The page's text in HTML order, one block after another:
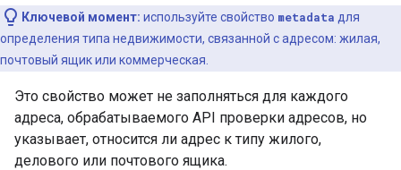
Ключевой момент: используйте свойство metadata для
определения типа недвижимости, связанной с адресом: жилая,
почтовый ящик или коммерческая.
Это свойство может не заполняться для каждого
адреса, обрабатываемого API проверки адресов, но
указывает, относится ли адрес к типу жилого,
делового или почтового ящика.